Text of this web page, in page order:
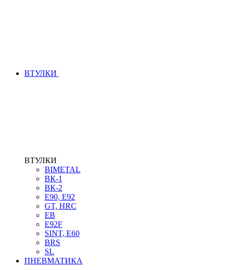
ВТУЛКИ
ВТУЛКИ
BIMETAL
ВК-1
ВК-2
Е90, E92
GT, HRC
EB
Е92F
SINT, E60
BRS
SL
ПНЕВМАТИКА